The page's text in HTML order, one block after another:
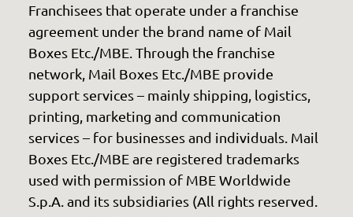
Franchisees that operate under a franchise
agreement under the brand name of Mail
Boxes Etc./MBE. Through the franchise
network, Mail Boxes Etc./MBE provide
support services – mainly shipping, logistics,
printing, marketing and communication
services – for businesses and individuals. Mail
Boxes Etc./MBE are registered trademarks
used with permission of MBE Worldwide
S.p.A. and its subsidiaries (All rights reserved.